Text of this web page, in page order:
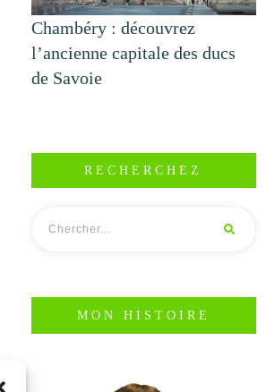
Chambéry : découvrez
l’ancienne capitale des ducs
de Savoie
RECHERCHEZ
MON HISTOIRE